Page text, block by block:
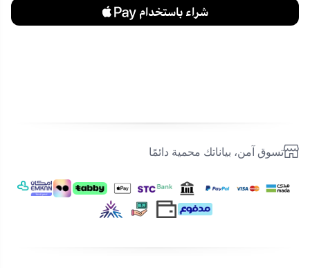
تسوق آمن، بياناتك محمية دائمًا